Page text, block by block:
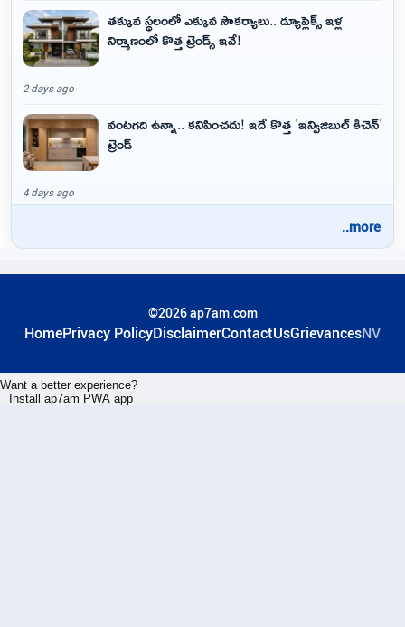
తక్కువ స్థలంలో ఎక్కువ సౌకర్యాలు.. డ్యూప్లెక్స్ ఇళ్ల
నిర్మాణంలో కొత్త ట్రెండ్స్ ఇవే!
2 days ago
వంటగది ఉన్నా.. కనిపించదు! ఇదే కొత్త 'ఇన్విజిబుల్ కిచెన్'
ట్రెండ్
4 days ago
..more
©2026 ap7am.com
HomePrivacy PolicyDisclaimerContactUsGrievancesNV
Want a better experience?
Install ap7am PWA app